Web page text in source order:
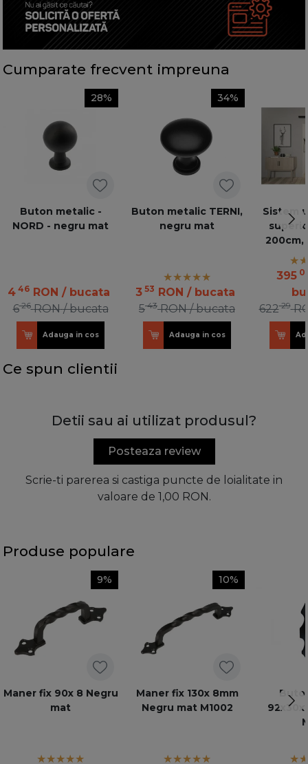
Cumparate frecvent impreuna
28%
Buton metalic -
NORD - negru mat
4 46 RON / bucata
626 RON / bucata
Adauga in cos
34%
Buton metalic TERNI,
negru mat
3 53 RON / bucata
543 RON / bucata
Adauga in cos
Sistem
200cm,
395
62229
Ce spun clientii
Detii sau ai utilizat produsul?
Posteaza review
Scrie-ti parerea si castiga puncte de loialitate in
valoare de 1,00 RON.
Produse populare
9%
Maner fix 90x 8 Negru
mat
10%
Maner fix 130x 8mm
Negru mat M1002